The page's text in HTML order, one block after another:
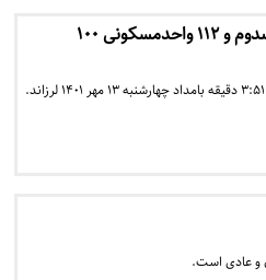
آخرین وضعیت مناطق زلزله‌زده خوی / ۱۱۲۱ نفر مصدوم و ۱۱۲ واحدمسکونی ۱۰۰
زلزله‌ای به بزرگی ۵/۴ ریشتر شمال استان آذربایجان‌غربی را ساعت ۳:۵۱ دقیقه بامداد چهارشنبه ۱۳ مهر ۱۴۰۱ لرزاند.
و عادی است.